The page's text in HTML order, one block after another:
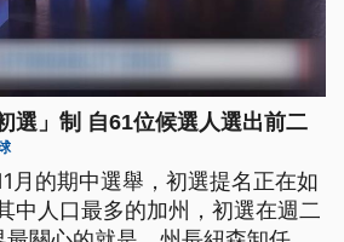
選」制 自61位候選人選出前二
月的期中選舉，初選提名正在如
中人口最多的加州，初選在週二